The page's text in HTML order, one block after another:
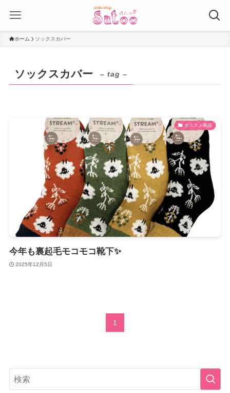
ホーム ソックスカバー
ソックスカバー – tag –
オススメ商品
今年も裏起毛モコモコ靴下✨
2025年12月5日
1